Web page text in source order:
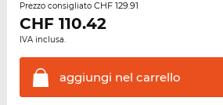
Prezzo consigliato CHF 129.91
CHF 110.42
IVA inclusa.
aggiungi nel carrello